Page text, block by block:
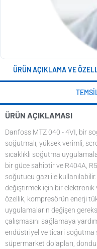
ÜRÜN AÇIKLAMA VE
ÜRÜN AÇIKLAMASI
Danfoss MTZ 040 - 4VI, bir
soğutmalı, yüksek verimli,
sıcaklıklı soğutma
bir güce sahiptir ve R404A,
soğutucu gazı ile
değiştirmek için bir
özellik, kompresörün enerji
uygulamaların değişen
çalışmasını sağlamaya
endüstriyel ve ticari soğutma
süpermarket dolapları,